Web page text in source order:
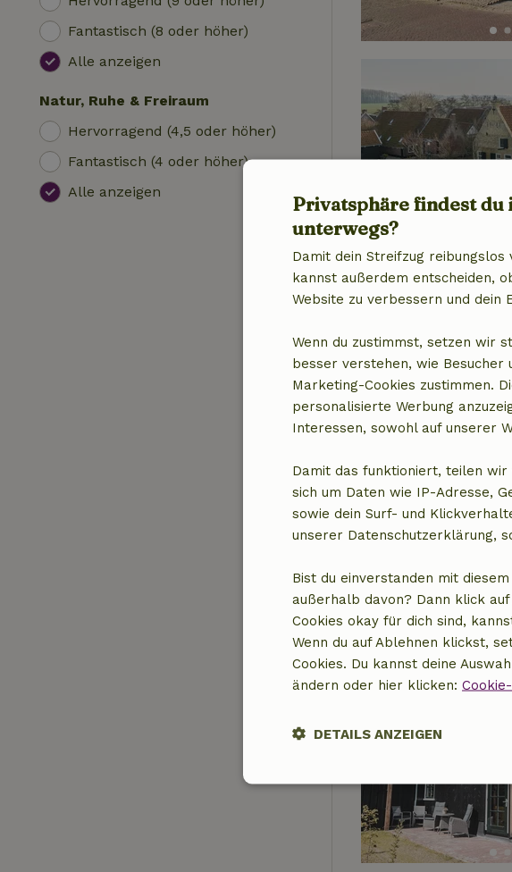
Fantastisch (8 oder höher)
Alle anzeigen
Natur, Ruhe & Freiraum
Hervorragend (4,5 oder höher)
Fantastisch (4 oder höher)
Alle anzeigen
Privatsphäre findest
unterwegs?
Damit dein Streifzug
kannst außerdem entscheiden,
Website zu verbessern und dein
Wenn du zustimmst, setzen wir
besser verstehen, wie Besucher
Marketing-Cookies zustimmen.
personalisierte Werbung
Interessen, sowohl auf unserer
Damit das funktioniert, teilen
sich um Daten wie IP-Adresse,
sowie dein Surf- und
unserer Datenschutzerklärung,
Bist du einverstanden mit
außerhalb davon? Dann klick
Cookies okay für dich sind,
Wenn du auf Ablehnen klickst,
Cookies. Du kannst deine
ändern oder hier klicken:
DETAILS ANZEIGEN
Unbedingt
erforderlich